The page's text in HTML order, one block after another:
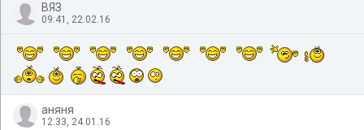
ВЯЗ
09:41, 22.02.16
аняня
12:33, 24.01.16